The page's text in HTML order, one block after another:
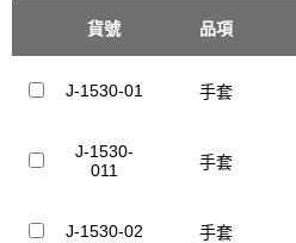
貨號 品項
J-1530-01 手套
J-1530-
011
手套
J-1530-02 手套